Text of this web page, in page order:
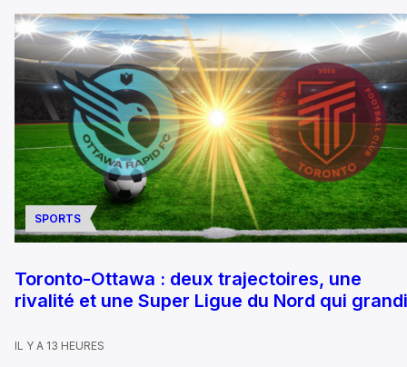
SPORTS
Toronto-Ottawa : deux trajectoires, une
rivalité et une Super Ligue du Nord qui
IL Y A 13 HEURES